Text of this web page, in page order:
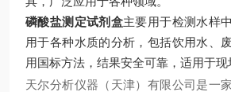
磷酸盐测定试剂盒主要用于检测水样
用于各种水质的分析，包括饮用水、
用国标方法，结果安全可靠，适用于
天尔分析仪器（天津）有限公司是一